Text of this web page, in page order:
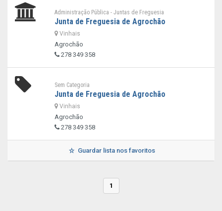
Administração Pública - Juntas de Freguesia
Junta de Freguesia de Agrochão
Vinhais
Agrochão
278 349 358
Sem Categoria
Junta de Freguesia de Agrochão
Vinhais
Agrochão
278 349 358
Guardar lista nos favoritos
1